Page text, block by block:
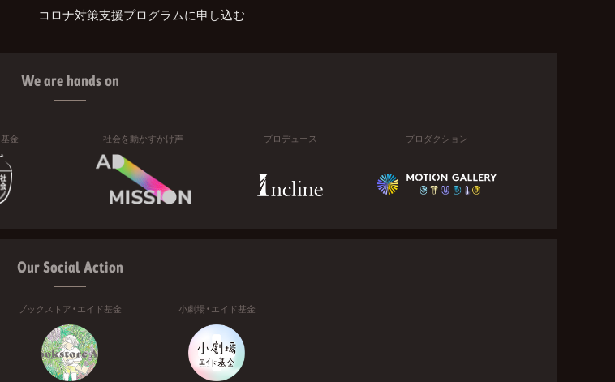
コロナ対策支援プログラムに申し込む
We are hands on
金 社会を動かすかけ声 プロデュース プロダクション
Our Social Action
ブックストア・エイド基金 小劇場・エイド基金